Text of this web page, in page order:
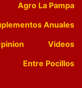
Agro La Pampa
Anuales
Videos
Entre Pocillos